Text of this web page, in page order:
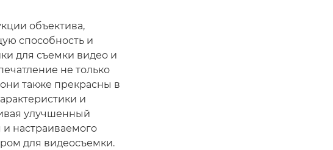
объектива,
способность и
для съемки видео и
не только
также прекрасны в
и
улучшенный
настраиваемого
для видеосъемки.